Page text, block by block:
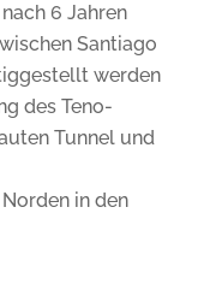
6 Jahren
Santiago
werden
des Teno-
Tunnel und
in den